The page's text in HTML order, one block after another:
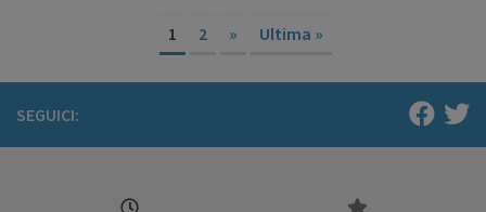
1 2 » Ultima »
SEGUICI: